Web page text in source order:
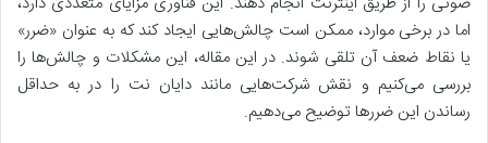
اما در برخی موارد، ممکن است چالش‌هایی ایجاد کند که به عنوان «ضرر»
یا نقاط ضعف آن تلقی شوند. در این مقاله، این مشکلات و چالش‌ها را
بررسی می‌کنیم و نقش شرکت‌هایی مانند دایان نت را در به حداقل
رساندن این ضررها توضیح می‌دهیم.